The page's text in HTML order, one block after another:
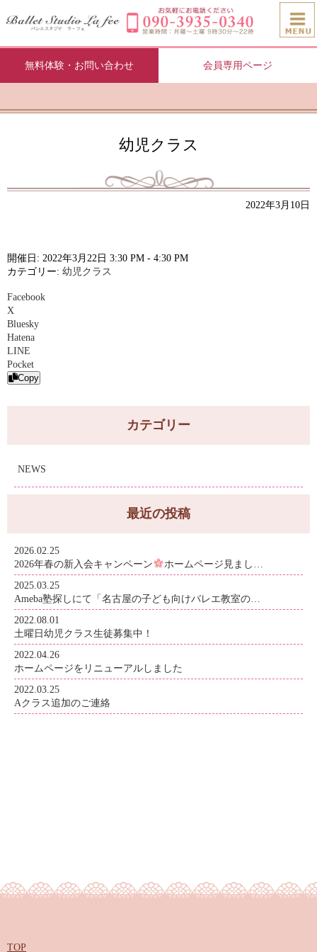
無料体験・お問い合わせ 会員専用ページ
幼児クラス
2022年3月10日
開催日: 2022年3月22日 3:30 PM - 4:30 PM
カテゴリー: 幼児クラス
Facebook
X
Bluesky
Hatena
LINE
Pocket
Copy
カテゴリー
NEWS
最近の投稿
2026.02.25
2026年春の新入会キャンペーン
ホームページ見まし…
2025.03.25
Ameba塾探しにて「名古屋の子ども向けバレエ教室の…
2022.08.01
土曜日幼児クラス生徒募集中！
2022.04.26
ホームページをリニューアルしました
2022.03.25
Aクラス追加のご連絡
TOP